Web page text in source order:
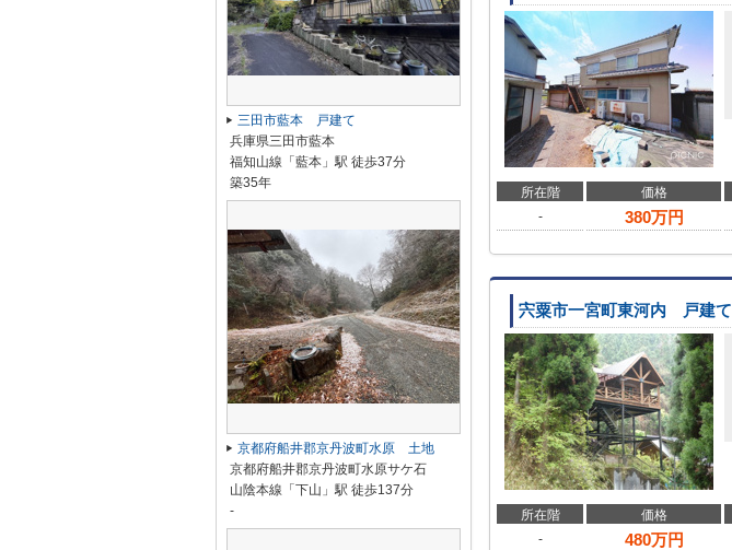
所在階 価格
-
380万円
宍粟市一宮町東河内 戸建て
所在階 価格
-
480万円
三田市藍本 戸建て
兵庫県三田市藍本
福知山線「藍本」駅 徒歩37分
築35年
京都府船井郡京丹波町水原 土地
京都府船井郡京丹波町水原サケ石
山陰本線「下山」駅 徒歩137分
-